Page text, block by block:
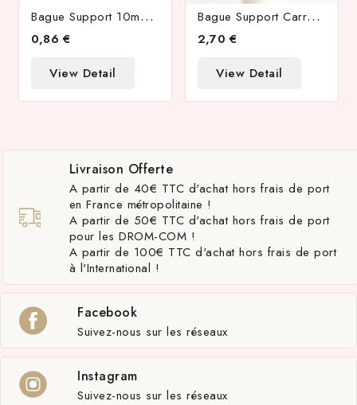
B
Ague Support 10mm Acier Inoxydable Couleur Acier
0,86 €
View Detail
B
Ague Support Carré Cabochon 10x10mm En Acier Inoxydable Argent
2,70 €
View Detail
Livraison Offerte
A partir de 40€ TTC d'achat hors frais de port
en France métropolitaine !
A partir de 50€ TTC d'achat hors frais de port
pour les DROM-COM !
A partir de 100€ TTC d'achat hors frais de port
à l'International !
Facebook
Suivez-nous sur les réseaux
Instagram
Suivez-nous sur les réseaux